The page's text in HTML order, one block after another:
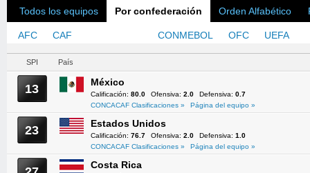
Todos los equipos Por confederación Orden Alfabético
AFC CAF CONMEBOL OFC UEFA
SPI País
13 México
Calificación: 80.0 Ofensiva: 2.0 Defensiva: 0.7
CONCACAF Clasificaciones »
Página del equipo »
23 Estados Unidos
Calificación: 76.7 Ofensiva: 2.0 Defensiva: 1.0
CONCACAF Clasificaciones »
Página del equipo »
Costa Rica